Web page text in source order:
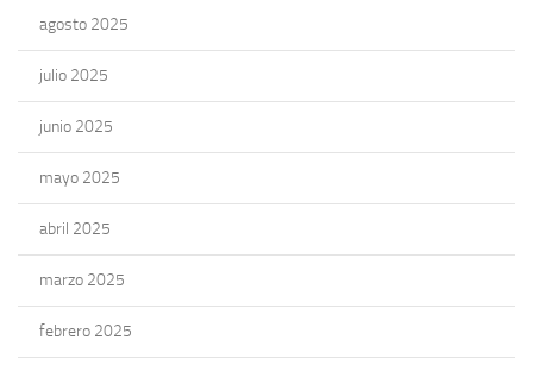
agosto 2025
julio 2025
junio 2025
mayo 2025
abril 2025
marzo 2025
febrero 2025